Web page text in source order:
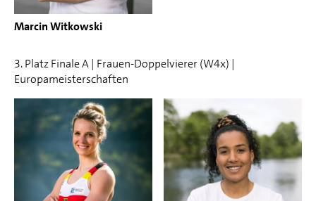
Marcin Witkowski
3. Platz Finale A | Frauen-Doppelvierer (W4x) |
Europameisterschaften